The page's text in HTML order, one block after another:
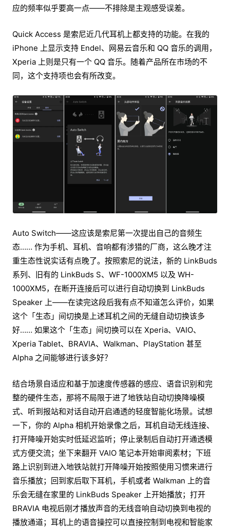
应的频率似乎要高一点——不排除是主观感受误差。
Quick Access 是索尼近几代耳机上都支持的功能。在我的
iPhone 上显示支持 Endel、网易云音乐和 QQ 音乐的调用，
Xperia 上则是只有一个 QQ 音乐。随着产品所在市场的不
同，这个支持项也会有所改变。
Auto Switch——这应该是索尼第一次提出自己的音频生
态…… 作为手机、耳机、音响都有涉猎的厂商，这么晚才注
重生态性说实话有点晚了。按照索尼的说法，新的 LinkBuds
系列、旧有的 LinkBuds S、WF-1000XM5 以及 WH-
1000XM5，在断开连接后可以进行自动切换到 LinkBuds
Speaker 上——在读完这段后我有点不知道怎么评价，如果
这个「生态」间切换是上述耳机之间的无缝自动切换该多
好…… 如果这个「生态」间切换可以在 Xperia、VAIO、
Xperia Tablet、BRAVIA、Walkman、PlayStation 甚至
Alpha 之间能够进行该多好？
结合场景自适应和基于加速度传感器的感应、语音识别和完
整的硬件生态，那将不局限于进了地铁站自动切换降噪模
式、听到报站和对话自动开启通透的轻度智能化场景。试想
一下，你的 Alpha 相机开始录像之后，耳机自动无线连接、
打开降噪开始实时低延迟监听；停止录制后自动打开通透模
式方便交流；坐下来翻开 VAIO 笔记本开始审阅素材；下班
路上识别到进入地铁站就打开降噪开始按照使用习惯来进行
音乐播放；回到家后取下耳机，手机或者 Walkman 上的音
乐会无缝在家里的 LinkBuds Speaker 上开始播放；打开
BRAVIA 电视后刚才播放声音的无线音响自动切换到电视的
播放通道；耳机上的语音操控可以直接控制到电视和智能家